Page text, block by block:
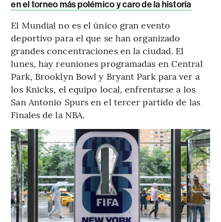
en el torneo más polémico y caro de la historia
El Mundial no es el único gran evento
deportivo para el que se han organizado
grandes concentraciones en la ciudad. El
lunes, hay reuniones programadas en Central
Park, Brooklyn Bowl y Bryant Park para ver a
los Knicks, el equipo local, enfrentarse a los
San Antonio Spurs en el tercer partido de las
Finales de la NBA.